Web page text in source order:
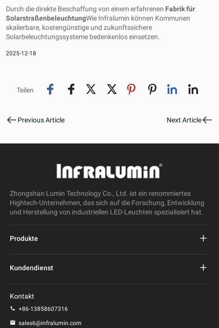
Durch die direkte Beschaffung von einem erfahrenen Fabrik für
SolarstraßenbeleuchtungWie Infralumin können Kommunen
skalierbare, kostengünstige und zukunftssichere
Solarbeleuchtungssysteme bedenkenlos einsetzen.
2025-12-18
Teilen
Previous Article Next Article
Zhongshan Lumin Technology Co., Ltd. ist ein renommiertes
Hightech-Unternehmen, das sich auf die Forschung, Entwicklung
und Herstellung von industriellen LED-Leuchten spezialisiert hat.
Produkte
LED-Pfostenleuchte
Kundendienst
Datenschutz-Bestimmungen
Kontakt
+86-13858607316
sales6@infralumin.com